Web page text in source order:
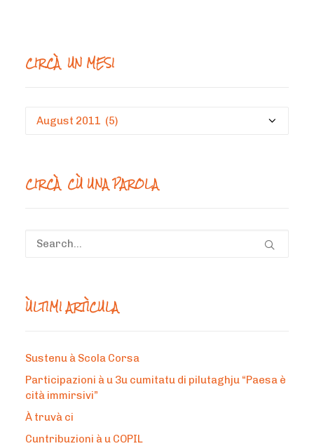
CIRCÀ UN MESI
Circà
CIRCÀ CÙ UNA PAROLA
ÙLTIMI ARTÌCULA
Sustenu à Scola Corsa
Participazioni à u 3u cumitatu di pilutaghju “Paesa è
cità immirsivi”
À truvà ci
Cuntribuzioni à u COPIL